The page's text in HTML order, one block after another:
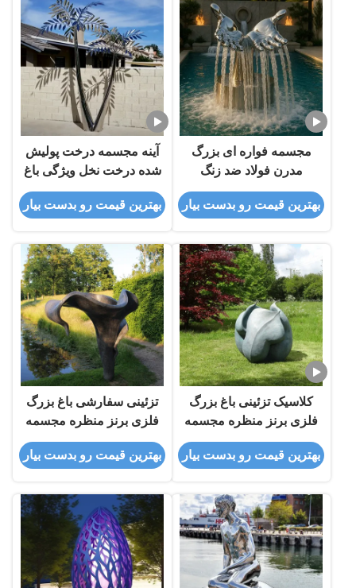
مجسمه فواره ای بزرگ
مدرن فولاد ضد زنگ
بهترین قیمت رو بدست بیار
آینه مجسمه درخت پولیش
شده درخت نخل ویژگی باغ
فولاد ضد زنگ
بهترین قیمت رو بدست بیار
کلاسیک تزئینی باغ بزرگ
فلزی برنز منظره مجسمه
گل گل
بهترین قیمت رو بدست بیار
تزئینی سفارشی باغ بزرگ
فلزی برنز منظره مجسمه
گل
بهترین قیمت رو بدست بیار